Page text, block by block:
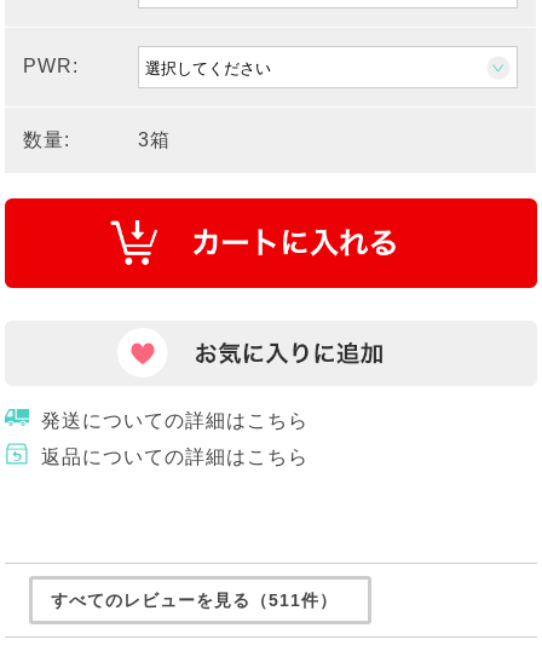
PWR:
数量: 3箱
発送についての詳細はこちら
返品についての詳細はこちら
すべてのレビューを見る（511件）